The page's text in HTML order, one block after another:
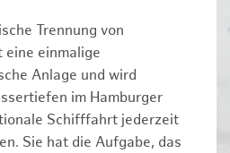
Trennung von
eine einmalige
Anlage und wird
im Hamburger
Schifffahrt jederzeit
Sie hat die Aufgabe, das